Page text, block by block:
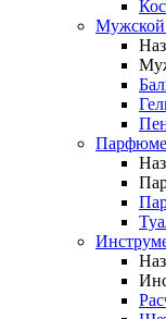
Мужской